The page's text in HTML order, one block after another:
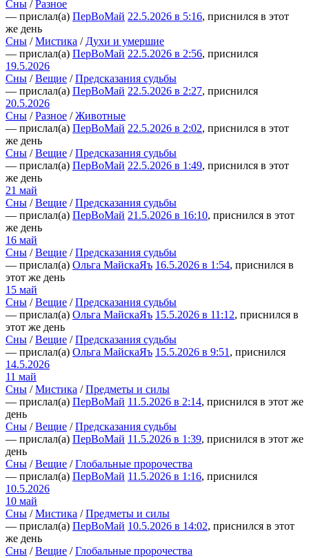
Сны /Разное
— прислал(а) ПерВоМай 22.5.2026 в 5:16, приснился в этот
же день
Сны /Мистика / Духи и умершие
— прислал(а) ПерВоМай 22.5.2026 в 2:56, приснился
19.5.2026
Сны /Вещие /Предсказания судьбы
— прислал(а) ПерВоМай 22.5.2026 в 2:27, приснился
20.5.2026
Сны /Разное /Животные
— прислал(а) ПерВоМай 22.5.2026 в 2:02, приснился в этот
же день
Сны /Вещие /Предсказания судьбы
— прислал(а) ПерВоМай 22.5.2026 в 1:49, приснился в этот
же день
21 май
Сны /Вещие /Предсказания судьбы
— прислал(а) ПерВоМай 21.5.2026 в 16:10, приснился в этот
же день
16 май
Сны /Вещие /Предсказания судьбы
— прислал(а) Ольга МайскаЯъ 16.5.2026 в 1:54, приснился в
этот же день
15 май
Сны /Вещие /Предсказания судьбы
— прислал(а) Ольга МайскаЯъ 15.5.2026 в 11:12, приснился в
этот же день
Сны /Вещие /Предсказания судьбы
— прислал(а) Ольга МайскаЯъ 15.5.2026 в 9:51 , приснился
14.5.2026
11 май
Сны /Мистика /Предметы и силы
— прислал(а) ПерВоМай 11.5.2026 в 2:14, приснился в этот же
день
Сны /Вещие /Предсказания судьбы
— прислал(а) ПерВоМай 11.5.2026 в 1:39, приснился в этот же
день
Сны /Вещие /Глобальные пророчества
— прислал(а) ПерВоМай 11.5.2026 в 1:16, приснился
10.5.2026
10 май
Сны /Мистика /Предметы и силы
— прислал(а) ПерВоМай 10.5.2026 в 14:02, приснился в этот
же день
Сны /Вещие /Глобальные пророчества